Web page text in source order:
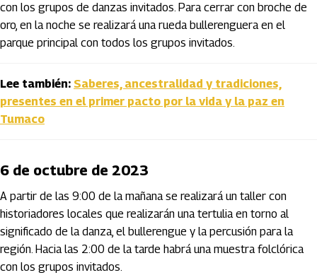
con los grupos de danzas invitados. Para cerrar con broche de
oro, en la noche se realizará una rueda bullerenguera en el
parque principal con todos los grupos invitados.
Lee también: Saberes, ancestralidad y tradiciones,
presentes en el primer pacto por la vida y la paz en
Tumaco
6 de octubre de 2023
A partir de las 9:00 de la mañana se realizará un taller con
historiadores locales que realizarán una tertulia en torno al
significado de la danza, el bullerengue y la percusión para la
región. Hacia las 2:00 de la tarde habrá una muestra folclórica
con los grupos invitados.